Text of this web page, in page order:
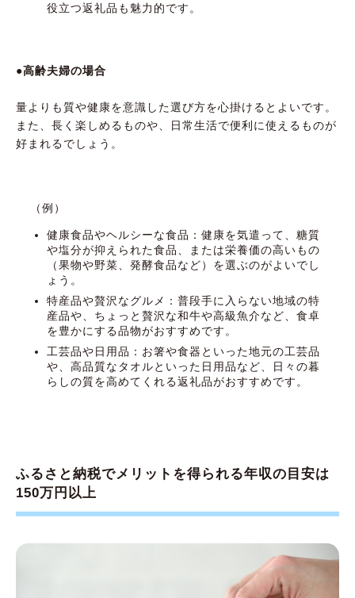
役立つ返礼品も魅力的です。
●高齢夫婦の場合
量よりも質や健康を意識した選び方を心掛けるとよいです。
また、長く楽しめるものや、日常生活で便利に使えるものが
好まれるでしょう。
（例）
健康食品やヘルシーな食品：健康を気遣って、糖質
や塩分が抑えられた食品、または栄養価の高いもの
（果物や野菜、発酵食品など）を選ぶのがよいでし
ょう。
特産品や贅沢なグルメ：普段手に入らない地域の特
産品や、ちょっと贅沢な和牛や高級魚介など、食卓
を豊かにする品物がおすすめです。
工芸品や日用品：お箸や食器といった地元の工芸品
や、高品質なタオルといった日用品など、日々の暮
らしの質を高めてくれる返礼品がおすすめです。
ふるさと納税でメリットを得られる年収の目安は
150万円以上